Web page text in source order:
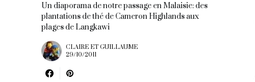
Un diaporama de notre passage en Malaisie: des
plantations de thé de Cameron Highlands aux
plages de Langkawi
CLAIRE ET GUILLAUME
29/10/2011